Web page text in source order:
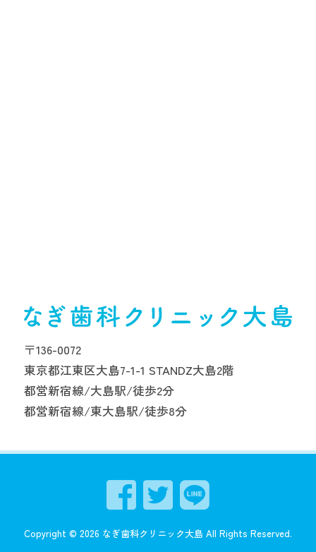
〒136-0072
東京都江東区大島7-1-1 STANDZ大島2階
都営新宿線/大島駅/徒歩2分
都営新宿線/東大島駅/徒歩8分
Copyright © 2026 なぎ歯科クリニック大島 All Rights Reserved.